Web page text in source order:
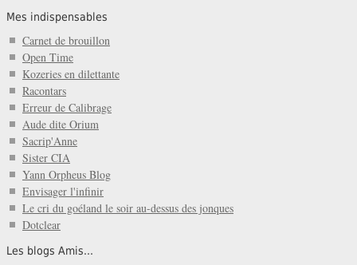
Mes indispensables
Carnet de brouillon
Open Time
Kozeries en dilettante
Racontars
Erreur de Calibrage
Aude dite Orium
Sacrip'Anne
Sister CIA
Yann Orpheus Blog
Envisager l'infinir
Le cri du goéland le soir au-dessus des jonques
Dotclear
Les blogs Amis...